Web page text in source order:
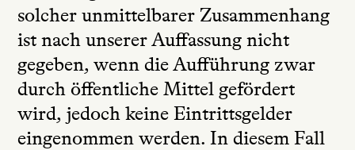
solcher unmittelbarer Zusammenhang
ist nach unserer Auffassung nicht
gegeben, wenn die Aufführung zwar
durch öffentliche Mittel gefördert
wird, jedoch keine Eintrittsgelder
eingenommen werden. In diesem Fall